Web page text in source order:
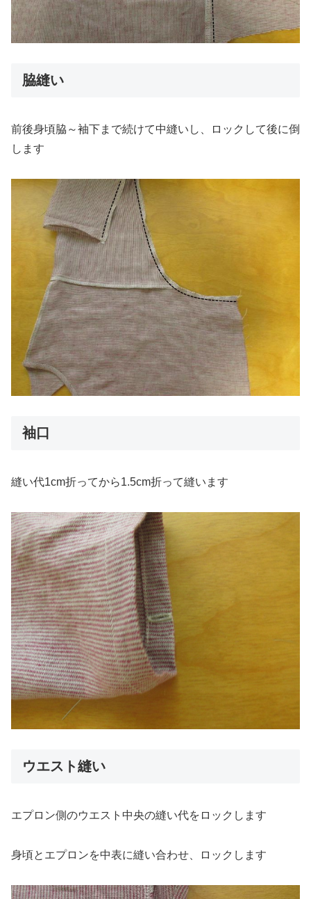
脇縫い
前後身頃脇～袖下まで続けて中縫いし、ロックして後に倒
します
袖口
縫い代1cm折ってから1.5cm折って縫います
ウエスト縫い
エプロン側のウエスト中央の縫い代をロックします
身頃とエプロンを中表に縫い合わせ、ロックします